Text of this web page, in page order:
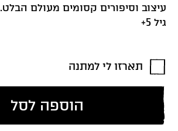
עיצוב וסיפורים קסומים מעולם הבלט.
גיל 5+
תארזו לי למתנה
הוספה לסל